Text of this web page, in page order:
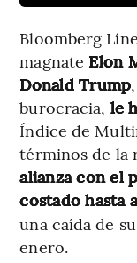
Bloomberg
magnate Elon
Donald Trump
burocracia, le
Índice de
términos de la
alianza con el
costado hasta
una caída de
enero.